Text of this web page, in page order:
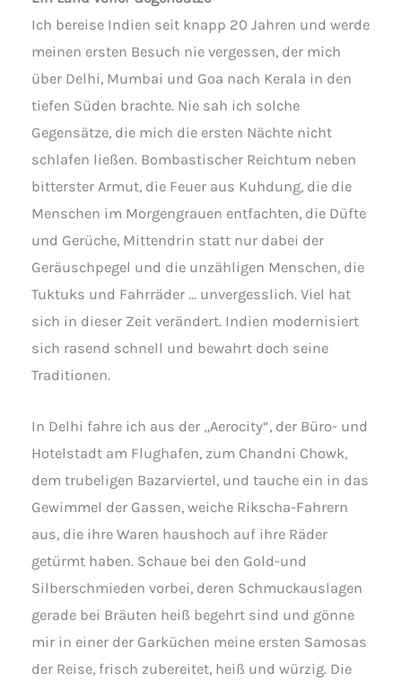
Ich bereise Indien seit knapp 20 Jahren und werde
meinen ersten Besuch nie vergessen, der mich
über Delhi, Mumbai und Goa nach Kerala in den
tiefen Süden brachte. Nie sah ich solche
Gegensätze, die mich die ersten Nächte nicht
schlafen ließen. Bombastischer Reichtum neben
bitterster Armut, die Feuer aus Kuhdung, die die
Menschen im Morgengrauen entfachten, die Düfte
und Gerüche, Mittendrin statt nur dabei der
Geräuschpegel und die unzähligen Menschen, die
Tuktuks und Fahrräder … unvergesslich. Viel hat
sich in dieser Zeit verändert. Indien modernisiert
sich rasend schnell und bewahrt doch seine
Traditionen.
In Delhi fahre ich aus der „Aerocity“, der Büro- und
Hotelstadt am Flughafen, zum Chandni Chowk,
dem trubeligen Bazarviertel, und tauche ein in das
Gewimmel der Gassen, weiche Rikscha-Fahrern
aus, die ihre Waren haushoch auf ihre Räder
getürmt haben. Schaue bei den Gold-und
Silberschmieden vorbei, deren Schmuckauslagen
gerade bei Bräuten heiß begehrt sind und gönne
mir in einer der Garküchen meine ersten Samosas
der Reise, frisch zubereitet, heiß und würzig. Die